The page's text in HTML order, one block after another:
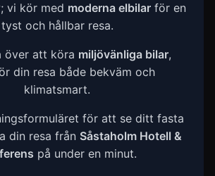
vi kör med moderna elbilar för en
tyst och hållbar resa.
över att köra miljövänliga bilar,
din resa både bekväm och
klimatsmart.
för att se ditt fasta
din resa från Såstaholm Hotell &
på under en minut.